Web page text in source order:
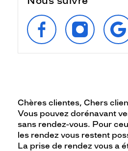
SUIVEZ‑NOUS
SUR
FACEBOOK
SUR
INSTAGRAM
SUR
Chères clientes, Chers
Vous pouvez dorénavant
sans rendez-vous. Pour
les rendez vous restent
La prise de rendez vous a